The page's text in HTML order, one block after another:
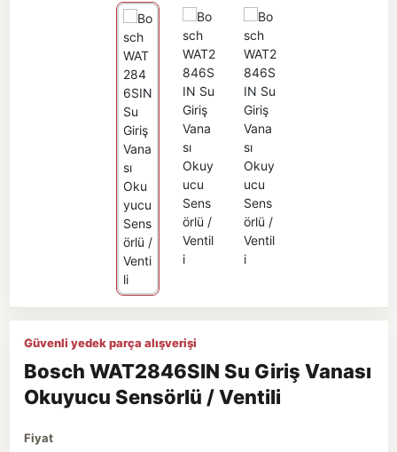
Güvenli yedek parça alışverişi
Bosch WAT2846SIN Su Giriş Vanası
Okuyucu Sensörlü / Ventili
Fiyat